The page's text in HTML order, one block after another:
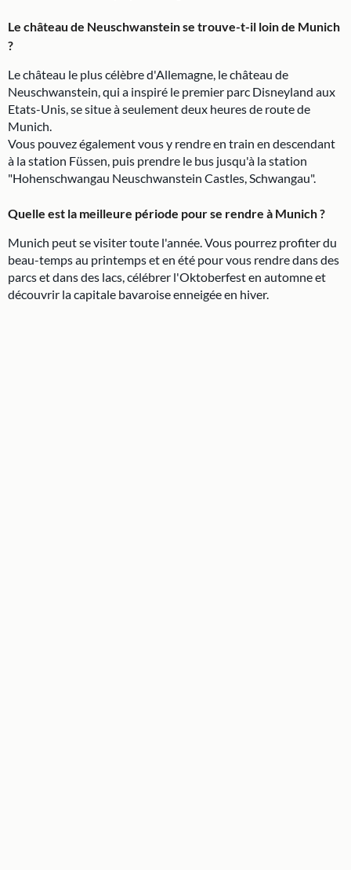
Le château de Neuschwanstein se trouve-t-il loin de Munich
?
Le château le plus célèbre d'Allemagne, le château de
Neuschwanstein, qui a inspiré le premier parc Disneyland aux
Etats-Unis, se situe à seulement deux heures de route de
Munich.
Vous pouvez également vous y rendre en train en descendant
à la station Füssen, puis prendre le bus jusqu'à la station
"Hohenschwangau Neuschwanstein Castles, Schwangau".
Quelle est la meilleure période pour se rendre à Munich ?
Munich peut se visiter toute l'année. Vous pourrez profiter du
beau-temps au printemps et en été pour vous rendre dans des
parcs et dans des lacs, célébrer l'Oktoberfest en automne et
découvrir la capitale bavaroise enneigée en hiver.